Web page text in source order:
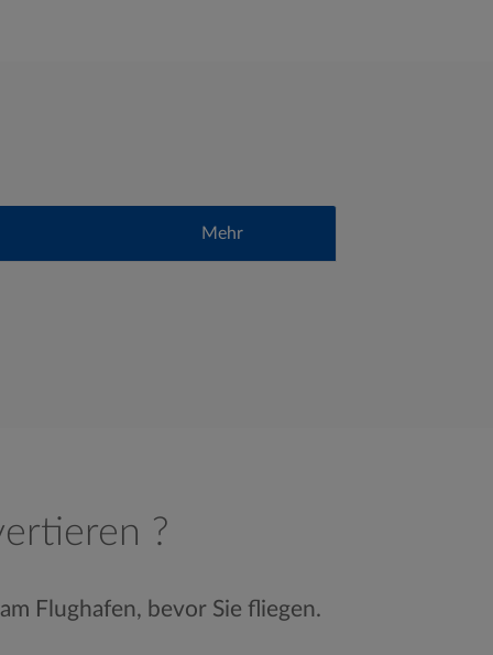
Mehr
?
Flughafen, bevor Sie fliegen.